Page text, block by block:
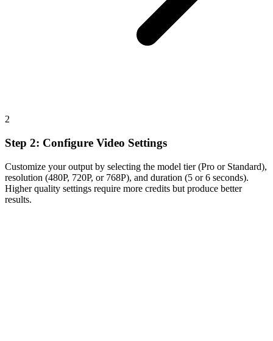
2
Step 2: Configure Video Settings
Customize your output by selecting the model tier (Pro or Standard),
resolution (480P, 720P, or 768P), and duration (5 or 6 seconds).
Higher quality settings require more credits but produce better
results.